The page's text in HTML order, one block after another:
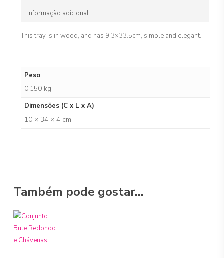
Informação adicional
This tray is in wood, and has 9.3×33.5cm, simple and elegant.
Peso
0.150 kg
Dimensões (C x L x A)
10 × 34 × 4 cm
Também pode gostar…